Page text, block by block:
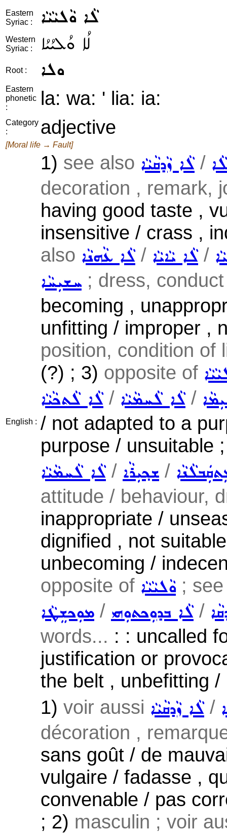
Eastern
Syriac :
ܠܵܐ ܘܵܠܝܵܝܵܐ
Western
Syriac :
ܠܳܐ ܘܳܠܝܳܝܳܐ
Root : ܘܠܐ
Eastern
phonetic
:
la: wa: ' lia: ia:
Category
:
adjective
[Moral life → Fault]
English :
1) see also ܠܵܐ ܙܵܕܩܵܝܵܐ/
decoration , remark,
having good taste ,
insensitive / crass ,
also ܠܵܐ ܥܵܗܢܵܐ/ ܠܵܐ ܝܵܐܝܵܐ/
ܚܫܝܼܚܵܐ ; dress,
becoming ,
unfitting / improper ,
position, condition of
(?) ; 3) opposite of
ܠܵܐ ܠܵܬܟܵܝܵܐ/ ܠܵܐ ܠܵܚܡܵܝܵܐ/
/ not adapted to a
purpose / unsuitable
ܠܵܐ ܠܵܚܡܵܝܵܐ/ ܫܟ݂ܝܼܪܵܐ /
attitude / behaviour,
inappropriate /
dignified , not
unbecoming /
opposite of ܘܵܠܝܵܝܵܐ ;
ܡܘܼܟܫܸܛܵܐ / ܠܵܐ ܒܕܘܼܟܬܘܼܗܝ/
words... : : uncalled
justification or
the belt , unbefitting
1) voir aussi ܠܵܐ ܙܵܕܩܵܝܵܐ/
décoration ,
sans goût / de
vulgaire / fadasse ,
convenable / pas
; 2) masculin ; voir